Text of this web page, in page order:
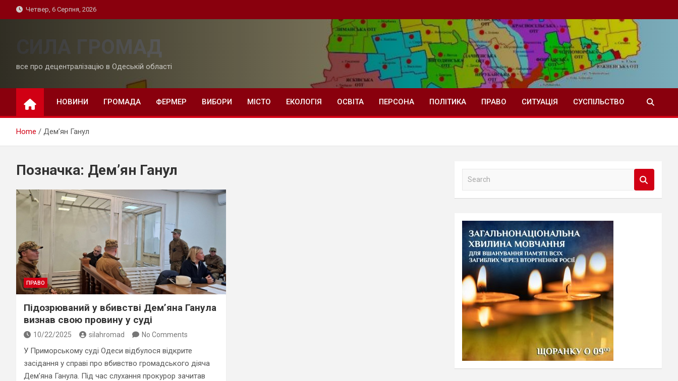
to
Четвер, 6 Серпня, 2026
СИЛА ГРОМАД
все про децентралізацію в Одеській області
НОВИНИ ГРОМАДА ФЕРМЕР ВИБОРИ МІСТО ЕКОЛОГІЯ ОСВІТА ПЕРСОНА ПОЛІТИКА ПРАВО СИТУАЦІЯ СУСПІЛЬСТВО
Home Дем’ян Ганул
Позначка: Дем’ян Ганул
ПРАВО
Підозрюваний у вбивстві Дем’яна Ганула
визнав свою провину у суді
10/22/2025 silahromad No Comments
У Приморському суді Одеси відбулося відкрите
засідання у справі про вбивство громадського діяча
Дем’яна Ганула. Під час слухання прокурор зачитав
a